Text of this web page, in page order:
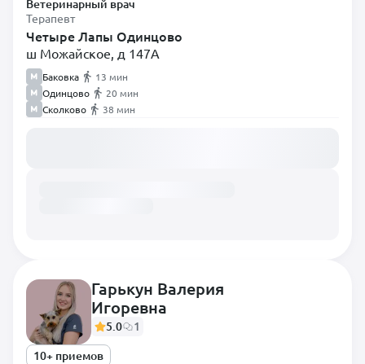
Стоматолог
Терапевт
Травматолог
Уролог
Ветеринарный врач
Терапевт
Четыре Лапы Одинцово
ш Можайское, д 147А
Баковка
13 мин
Одинцово
20 мин
Сколково
38 мин
Гарькун Валерия
Игоревна
5.0
1
10+ приемов